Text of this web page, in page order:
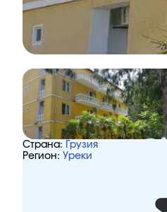
Страна:
Грузия
Регион: Уреки